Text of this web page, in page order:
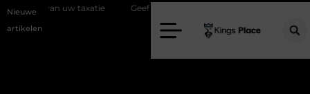
Nieuwe
artikelen
taxatie Geef uw slaapkamer een upgrade met interieuradvies